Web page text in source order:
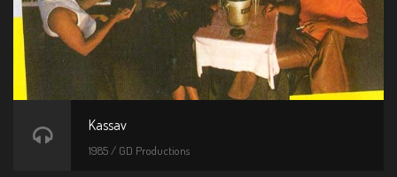
Kassav
1985 / GD Productions